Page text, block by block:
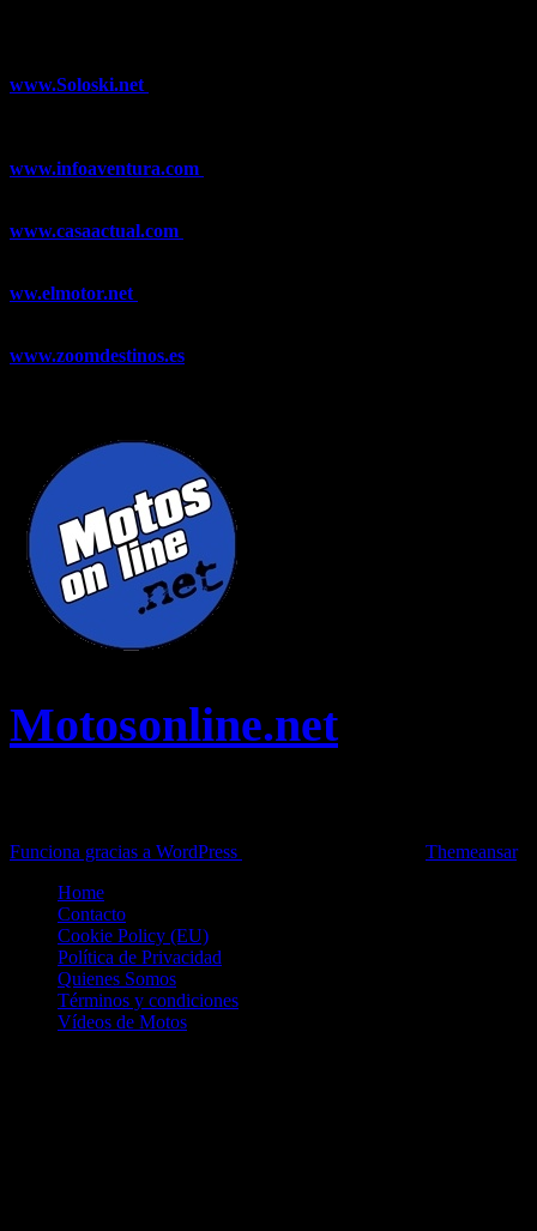
www.Soloski.net
www.infoaventura.com
www.casaactual.com
ww.elmotor.net
www.zoomdestinos.es
Motosonline.net
Funciona gracias a WordPress
Themeansar.
Home
Contacto
Cookie Policy (EU)
Política de Privacidad
Quienes Somos
Términos y condiciones
Vídeos de Motos